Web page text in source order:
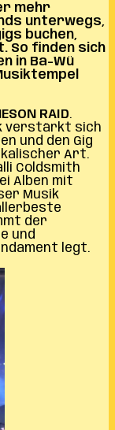
mehr
unterwegs,
buchen,
So finden sich
in Ba-Wü
RAID.
verstärkt sich
und den Gig
Art.
Coldsmith
Alben mit
Musik
der
und
legt.